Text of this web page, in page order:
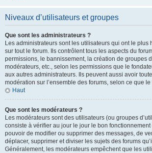
Niveaux d’utilisateurs et groupes
Que sont les administrateurs ?
Les administrateurs sont les utilisateurs qui ont le plus
sur tout le forum. Ils contrôlent tous les aspects du
permissions, le bannissement, la création de groupes
modérateurs, etc., selon les permissions que le
aux autres administrateurs. Ils peuvent aussi avoir
modération sur l’ensemble des forums, selon ce que
Haut
Que sont les modérateurs ?
Les modérateurs sont des utilisateurs (ou groupes
consiste à vérifier au jour le jour le bon fonctionnement
pouvoir de modifier ou supprimer des messages, de
déplacer, supprimer et diviser les sujets des forums
Généralement, les modérateurs empêchent que les